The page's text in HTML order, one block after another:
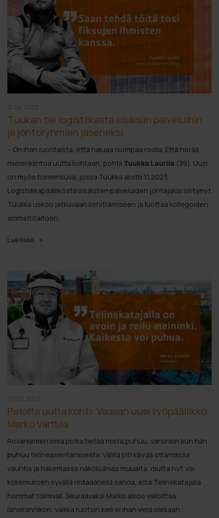
Tuukan tie logistiikasta sisäisiin palveluihin
ja johtoryhmien jäseneksi
– On ihan luontaista, että haluaa isompaa roolia. Että herää
mielenkiintoa uutta kohtaan, pohtii Tuukka Laurila (39). Uusi
on myös toimenkuva, jossa Tuukka aloitti 1.1.2023.
Logistiikkapäälliköstä sisäisten palveluiden johtajaksi siirtynyt
Tuukka uskoo jatkuvaan kehittämiseen ja luottaa kollegoiden
ammattitaitoon.
Lue lisää
Pelotta uutta kohti: Vaasan uusi työpäällikkö
Marko Varttila
Rovaniemen oma poika tietää mistä puhuu, varsinkin kun hän
puhuu telineasentamisesta. Välillä piti käydä ottamassa
vauhtia ja hakemassa näkökulmaa muualta, mutta nyt voi
kokemuksen syvällä rintaäänellä sanoa, että Telinekatajalla
hommat toimivat. Seuraavaksi Marko aikoo valloittaa
länsirannikon, vaikka ruotsin kieli ei ihan vielä olekaan